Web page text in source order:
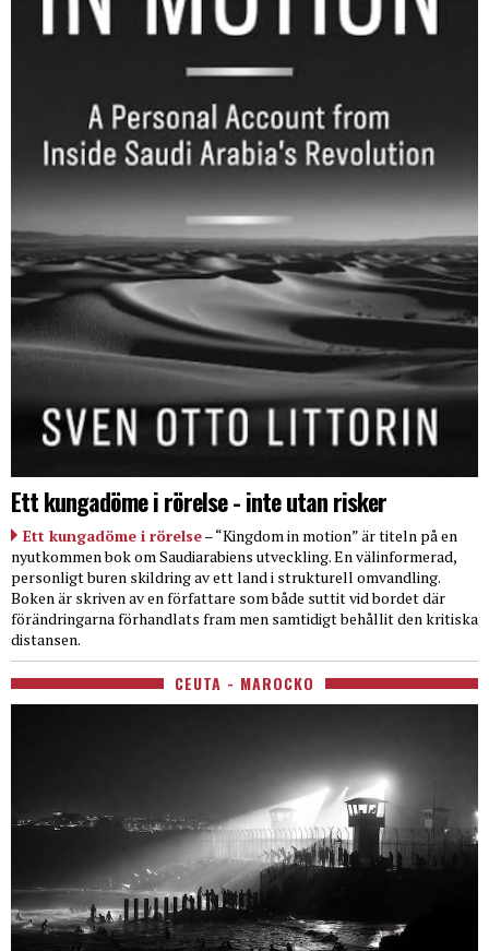
Ett kungadöme i rörelse - inte utan risker
Ett kungadöme i rörelse– “Kingdom in motion” är titeln på en
nyutkommen bok om Saudiarabiens utveckling. En välinformerad,
personligt buren skildring av ett land i strukturell omvandling.
Boken är skriven av en författare som både suttit vid bordet där
förändringarna förhandlats fram men samtidigt behållit den kritiska
distansen.
CEUTA - MAROCKO